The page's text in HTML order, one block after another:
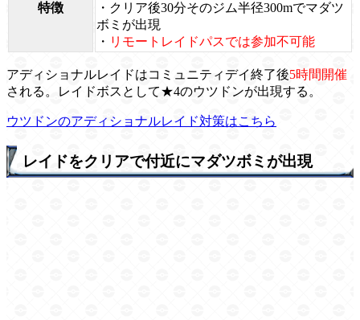
特徴
・クリア後30分そのジム半径300mでマダツ
ボミが出現
・ リモートレイドパスでは参加不可能
アディショナルレイドはコミュニティデイ終了後5時間開催
される。レイドボスとして★4のウツドンが出現する。
ウツドンのアディショナルレイド対策はこちら
レイドをクリアで付近にマダツボミが出現